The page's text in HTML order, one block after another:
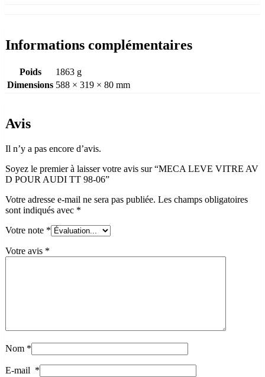
Informations complémentaires
Poids
1863 g
Dimensions 588 × 319 × 80 mm
Avis
Il n’y a pas encore d’avis.
Soyez le premier à laisser votre avis sur “MECA LEVE VITRE AV
D POUR AUDI TT 98-06”
Votre adresse e-mail ne sera pas publiée. Les champs obligatoires
sont indiqués avec *
Votre note *
Votre avis *
Nom *
E-mail *